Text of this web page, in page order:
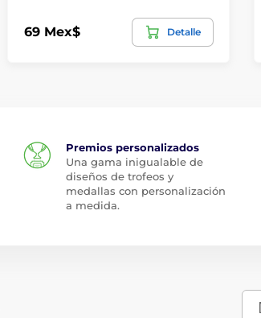
69 Mex$ Detalle
Premios personalizados
Una gama inigualable de
diseños de trofeos y
medallas con personalización
a medida.